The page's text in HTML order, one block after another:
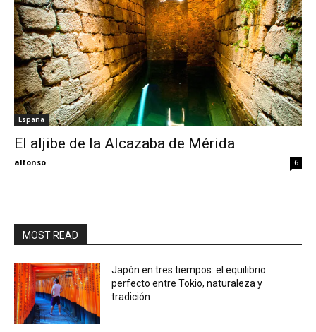
Thru
España
El aljibe de la Alcazaba de Mérida
alfonso 6
MOST READ
Japón en tres tiempos: el equilibrio
perfecto entre Tokio, naturaleza y
tradición